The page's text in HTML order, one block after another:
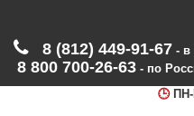
8 (812) 449‑91‑67 ‑ в
8 800 700‑26‑63 ‑ по
ПН-